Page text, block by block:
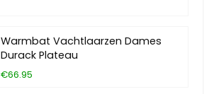
Warmbat Vachtlaarzen Dames
Durack Plateau
€66.95